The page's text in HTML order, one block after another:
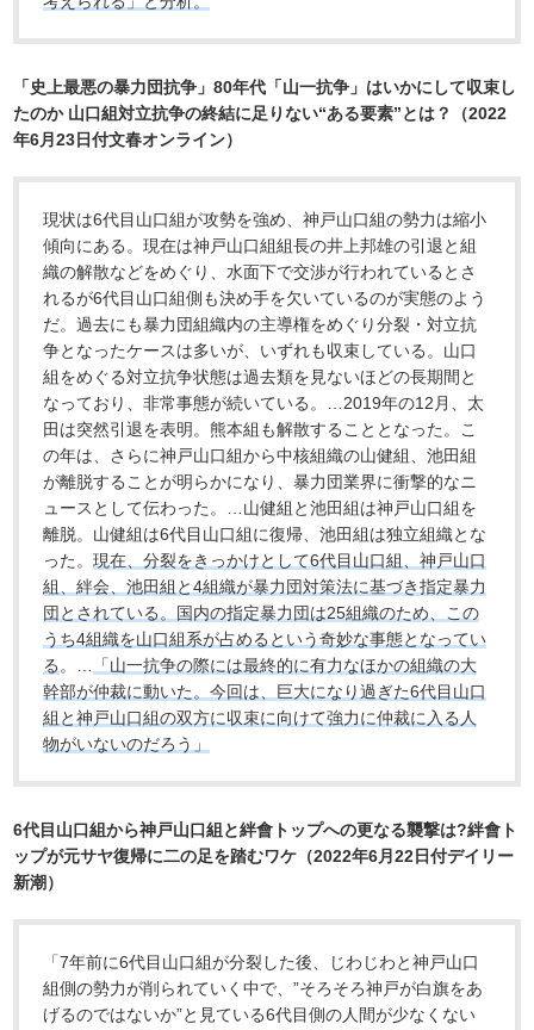
「史上最悪の暴力団抗争」80年代「山一抗争」はいかにして収束し
たのか 山口組対立抗争の終結に足りない“ある要素”とは？（2022
年6月23日付文春オンライン）
現状は6代目山口組が攻勢を強め、神戸山口組の勢力は縮小
傾向にある。現在は神戸山口組組長の井上邦雄の引退と組
織の解散などをめぐり、水面下で交渉が行われているとさ
れるが6代目山口組側も決め手を欠いているのが実態のよう
だ。過去にも暴力団組織内の主導権をめぐり分裂・対立抗
争となったケースは多いが、いずれも収束している。山口
組をめぐる対立抗争状態は過去類を見ないほどの長期間と
なっており、非常事態が続いている。…2019年の12月、太
田は突然引退を表明。熊本組も解散することとなった。こ
の年は、さらに神戸山口組から中核組織の山健組、池田組
が離脱することが明らかになり、暴力団業界に衝撃的なニ
ュースとして伝わった。…山健組と池田組は神戸山口組を
離脱。山健組は6代目山口組に復帰、池田組は独立組織とな
った。現在、分裂をきっかけとして6代目山口組、神戸山口
組、絆会、池田組と4組織が暴力団対策法に基づき指定暴力
団とされている。国内の指定暴力団は25組織のため、この
うち4組織を山口組系が占めるという奇妙な事態となってい
る 。…
「山一抗争の際には最終的に有力なほかの組織の大
幹部が仲裁に動いた。今回は、巨大になり過ぎた6代目山口
組と神戸山口組の双方に収束に向けて強力に仲裁に入る人
物がいないのだろう」
6代目山口組から神戸山口組と絆會トップへの更なる襲撃は?絆會ト
ップが元サヤ復帰に二の足を踏むワケ（2022年6月22日付デイリー
新潮）
「7年前に6代目山口組が分裂した後、じわじわと神戸山口
組側の勢力が削られていく中で、”そろそろ神戸が白旗をあ
げるのではないか”と見ている6代目側の人間が少なくない